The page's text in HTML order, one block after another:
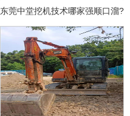
东莞中堂挖机技术哪家强顺口溜?